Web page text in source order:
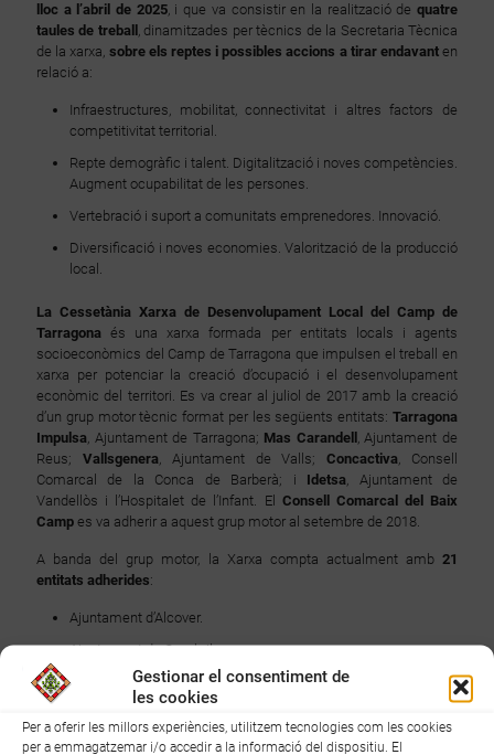
Gestionar el consentiment de
les cookies
Per a oferir les millors experiències, utilitzem tecnologies com les cookies
per a emmagatzemar i/o accedir a la informació del dispositiu. El
lloc a l’abril de 2025, i que va consistir en la realització dequatre
taules de treball , dinamitzades per tècnics de la Secretaria Tècnica
de la xarxa, sobre els reptes i possibles accions a tirar endavanten
relació a:
Infraestructures, mobilitat, connectivitat i altres factors de
competitivitat territorial.
Repte demogràfic i talent. Digitalització i noves competències.
Augment ocupabilitat de les persones.
Vertebració i suport a comunitats emprenedores. Innovació.
Diversificació i noves economies. Valorització de la producció
local.
La Cessetània Xarxa de Desenvolupament Local del Camp de
Tarragona és una xarxa formada per entitats locals i agents
socioeconòmics del Camp de Tarragona que impulsen el treball en
xarxa per potenciar la creació d’ocupació i el desenvolupament
econòmic del territori. Es va crear al juliol de 2017 amb la creació
d’un grup motor tècnic format per les següents entitats: Tarragona
Impulsa, Ajuntament de Tarragona; Mas Carandell , Ajuntament de
Reus; Vallsgenera, Ajuntament de Valls;Concactiva, Consell
Comarcal de la Conca de Barberà; i Idetsa, Ajuntament de
Vandellòs i l’Hospitalet de l’Infant. El Consell Comarcal del Baix
Camp es va adherir a aquest grup motor al setembre de 2018.
A banda del grup motor, la Xarxa compta actualment amb 21
entitats adherides:
Ajuntament d’Alcover.
Ajuntament de Cambrils.
Ajuntament de Reus.
Ajuntament de Tarragona.